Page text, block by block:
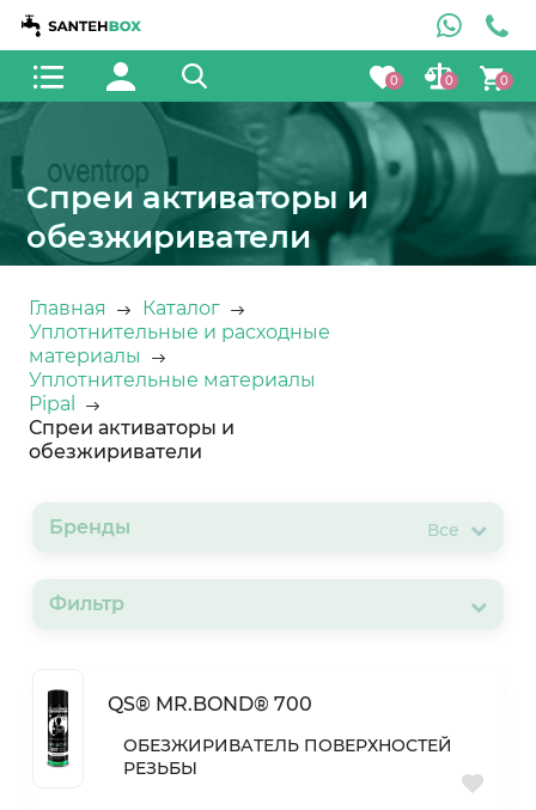
0 0 0
Спреи активаторы и
обезжириватели
Главная
Каталог
Уплотнительные и расходные
материалы
Уплотнительные материалы
Pipal
Спреи активаторы и
обезжириватели
Бренды Все
Фильтр
QS® MR.BOND® 700
ОБЕЗЖИРИВАТЕЛЬ ПОВЕРХНОСТЕЙ
РЕЗЬБЫ